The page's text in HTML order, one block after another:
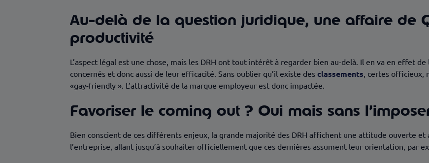
Au-delà de la question juridique, une affaire de
productivité
L’aspect légal est une chose, mais les DRH ont tout intérêt à regarder bien au-delà. Il en va en effet
concernés et donc aussi de leur efficacité. Sans oublier qu’il existe des classements, certes officieux,
«gay-friendly ». L’attractivité de la marque employeur est donc impactée.
Favoriser le coming out ? Oui mais sans
Bien conscient de ces différents enjeux, la grande majorité des DRH affichent une attitude ouverte
l’entreprise, allant jusqu’à souhaiter officiellement que ces dernières assument leur orientation, par